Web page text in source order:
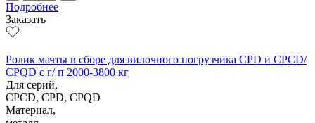
Подробнее
Заказать
Ролик мачты в сборе для вилочного погрузчика CPD и CPCD/
CPQD с г/ п 2000-3800 кг
Для серий,
CPCD, CPD, CPQD
Материал,